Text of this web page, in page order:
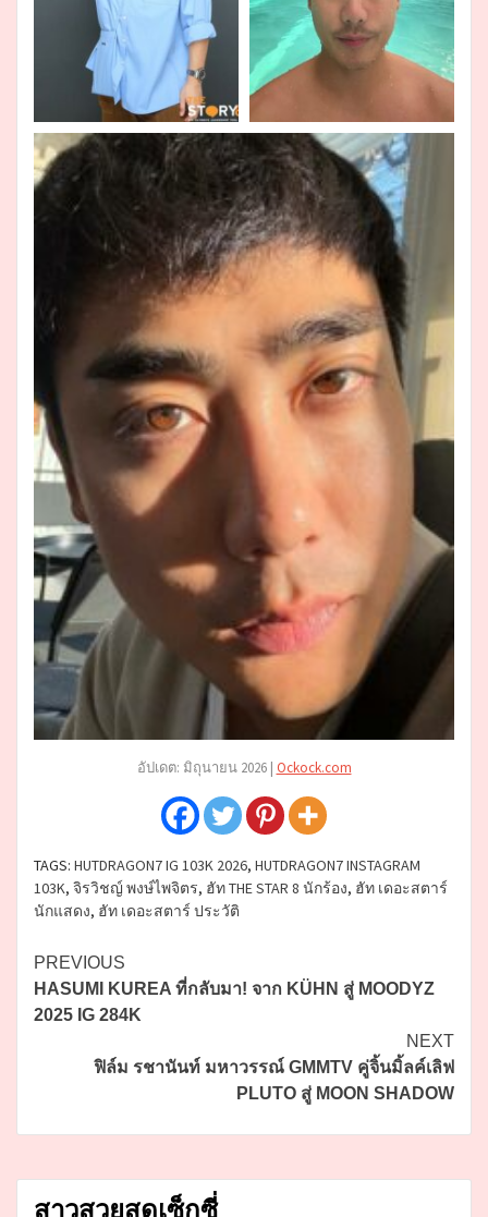
อัปเดต: มิถุนายน 2026 | Ockock.com
TAGS: HUTDRAGON7 IG 103K 2026, HUTDRAGON7 INSTAGRAM
103K, จิรวิชญ์ พงษ์ไพจิตร, ฮัท THE STAR 8 นักร้อง, ฮัท เดอะสตาร์
นักแสดง, ฮัท เดอะสตาร์ ประวัติ
Continue
Reading
PREVIOUS
HASUMI KUREA ที่กลับมา! จาก KÜHN สู่ MOODYZ
2025 IG 284K
NEXT
ฟิล์ม รชานันท์ มหาวรรณ์ GMMTV คู่จิ้นมิ้ลค์เลิฟ
PLUTO สู่ MOON SHADOW
สาวสวยสุดเซ็กซี่